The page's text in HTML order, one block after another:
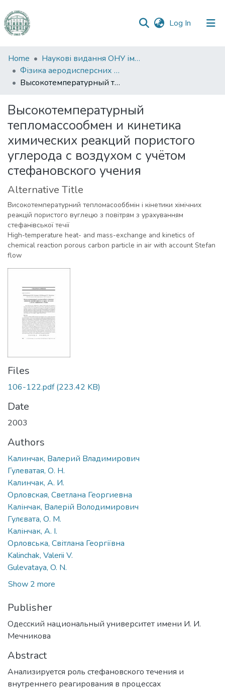
Log In (current)
Communities
&
Collections
Statistics
Home
Наукові видання ОНУ імені І. І. Мечникова
Фізика аеродисперсних систем
Высокотемпературный тепломассообмен и кинетика химических реакций пористого углерода с воздухом с учётом стефановского учения
Высокотемпературный
тепломассообмен и кинетика
химических реакций пористого
углерода с воздухом с учётом
стефановского учения
Alternative Title
Високотемпературний тепломасооббмін і кінетики хімічних
реакцій пористого вуглецю з повітрям з урахуванням
стефанівської течії
High-temperature heat- and mass-exchange and kinetics of
chemical reaction porous carbon particle in air with account Stefan
flow
Files
106-122.pdf(223.42 KB)
Date
2003
Authors
Калинчак, Валерий Владимирович
Гулеватая, О. Н.
Калинчак, А. И.
Орловская, Светлана Георгиевна
Калінчак, Валерій Володимирович
Гулєвата, О. М.
Калінчак, А. І.
Орловська, Світлана Георгіївна
Kalinchak, Valerii V.
Gulevataya, O. N.
Show 2 more
Publisher
Одесский национальный университет имени И. И.
Мечникова
Abstract
Анализируется роль стефановского течения и
внутреннего реагирования в процессах